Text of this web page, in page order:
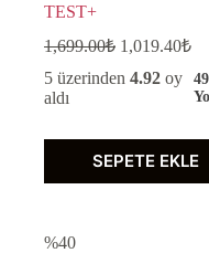
TEST+
1,699.00₺ 1,019.40₺
5 üzerinden 4.92 oy
aldı
49
SEPETE EKLE
%40